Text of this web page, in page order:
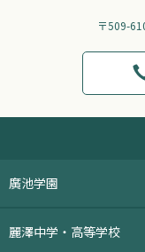
〒509-
廣池学園
麗澤中学・高等学校